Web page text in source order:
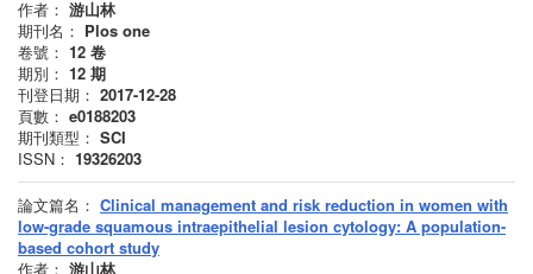
作者： 游山林
期刊名： Plos one
卷號： 12 卷
期別： 12 期
刊登日期： 2017-12-28
頁數： e0188203
期刊類型： SCI
ISSN： 19326203
論文篇名： Clinical management and risk reduction in women with
low-grade squamous intraepithelial lesion cytology: A population-
based cohort study
作者： 游山林